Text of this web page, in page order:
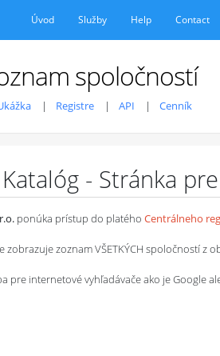
Úvod Služby Help Contact
spoločností
Registre API Cenník
- Stránka
ponúka prístup do platého Centrálneho
zobrazuje zoznam VŠETKÝCH spoločností
pre internetové vyhľadávače ako je Google